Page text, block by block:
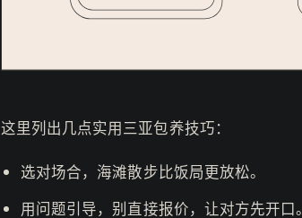
这里列出几点实用三亚包养技巧：
选对场合，海滩散步比饭局更放松。
用问题引导，别直接报价，让对方先开口。